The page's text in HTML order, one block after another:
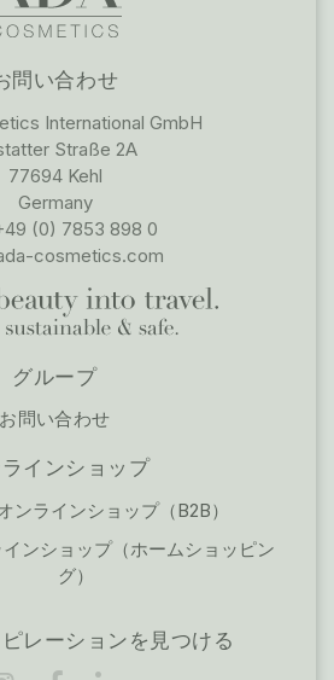
問い合わせ
International GmbH
Straße 2A
77694 Kehl
Germany
(0) 7853 898 0
cosmetics.com
グループ
お問い合わせ
インショップ
ンラインショップ（B2B）
ンショップ（ホームショッピン
グ）
レーションを見つける